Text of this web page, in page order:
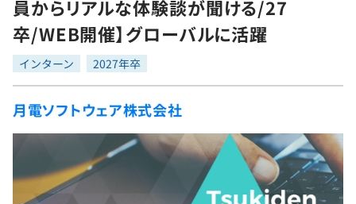
転職エージェント
転職成功ガイド
本選考
インターン
新卒エージェント
イベント・セミナー
インタビュー
問題集
4択課題
リファレンス
プログラミング言語
評価結果一覧
再チャレンジ結果一覧
ゲーム・マンガ
Tech Team Journal
paiza times
paizaとは？
員からリアルな体験談が聞ける/27
卒/WEB開催】グローバルに活躍
インターン 2027年卒
月電ソフトウェア株式会社